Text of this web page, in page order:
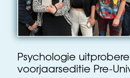
Psychologie
voorjaarseditie Pre-